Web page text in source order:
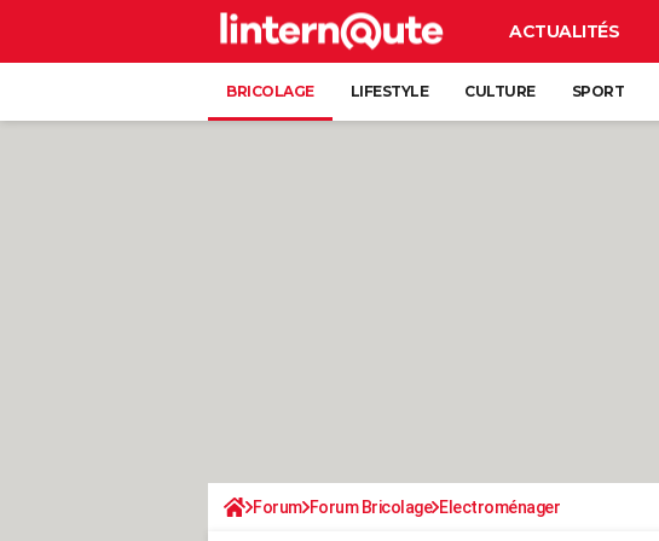
ACTUALITÉS
BRICOLAGE LIFESTYLE CULTURE SPORT
Forum Forum Bricolage Electroménager